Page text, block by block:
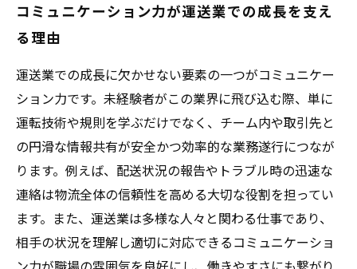
コミュニケーション力が運送業での成長を支え
る理由
運送業での成長に欠かせない要素の一つがコミュニケー
ション力です。未経験者がこの業界に飛び込む際、単に
運転技術や規則を学ぶだけでなく、チーム内や取引先と
の円滑な情報共有が安全かつ効率的な業務遂行につなが
ります。例えば、配送状況の報告やトラブル時の迅速な
連絡は物流全体の信頼性を高める大切な役割を担ってい
ます。また、運送業は多様な人々と関わる仕事であり、
相手の状況を理解し適切に対応できるコミュニケーショ